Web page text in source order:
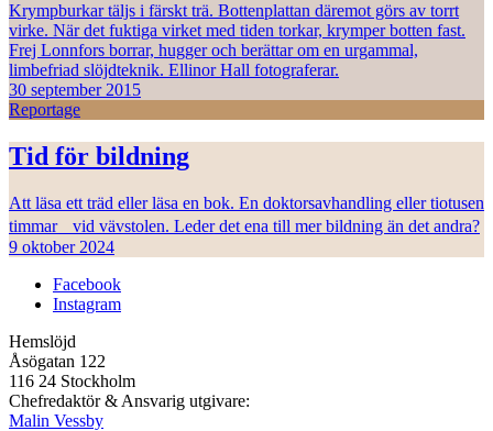
Krympburkar täljs i färskt trä. Bottenplattan däremot görs av torrt
virke. När det fuktiga virket med tiden torkar, krymper botten fast.
Frej Lonnfors borrar, hugger och berättar om en urgammal,
limbefriad slöjdteknik. Ellinor Hall fotograferar.
30 september 2015
Reportage
Tid för bildning
Att läsa ett träd eller läsa en bok. En doktorsavhandling eller tiotusen
timmar vid vävstolen. Leder det ena till mer bildning än det andra?
9 oktober 2024
Facebook
Instagram
Hemslöjd
Åsögatan 122
116 24 Stockholm
Chefredaktör & Ansvarig utgivare:
Malin Vessby